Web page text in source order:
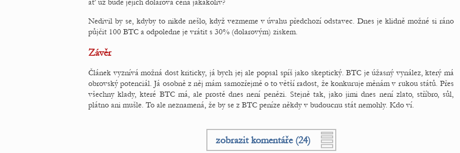
ať už bude jejich dolarová cena jakákoliv?
Nedivil by se, kdyby to nikde nešlo, když vezmeme v úvahu předchozí odstavec. Dnes je klidně možné si ráno
půjčit 100 BTC a odpoledne je vrátit s 30% (dolarovým) ziskem.
Závěr
Článek vyznívá možná dost kriticky, já bych jej ale popsal spíš jako skeptický. BTC je úžasný vynález, který má
obrovský potenciál. Já osobně z něj mám samozřejmě o to větší radost, že konkuruje měnám v rukou států. Přes
všechny klady, které BTC má, ale prostě dnes není penězi. Stejně tak, jako jimi dnes není zlato, stříbro, sůl,
plátno ani mušle. To ale neznamená, že by se z BTC peníze někdy v budoucnu stát nemohly. Kdo ví.
zobrazit komentáře (24)